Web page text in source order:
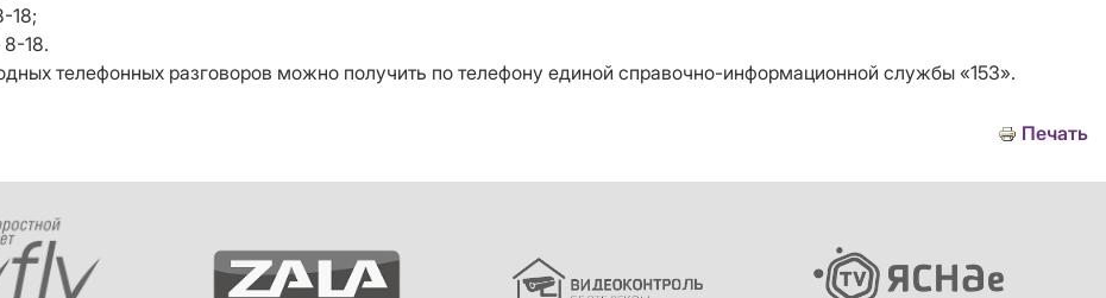
18;
18.
телефонных разговоров можно получить по телефону единой справочно-информационной службы «153».
Печать